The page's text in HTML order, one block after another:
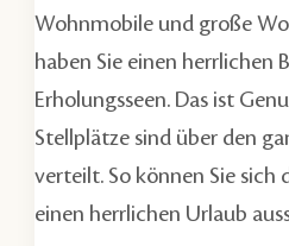
Wohnmobile und große
haben Sie einen herrlichen
Erholungsseen. Das ist
Stellplätze sind über den
verteilt. So können Sie sich
einen herrlichen Urlaub